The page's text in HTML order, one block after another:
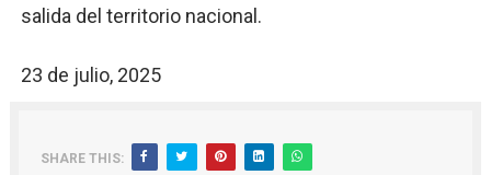
salida del territorio nacional.
23 de julio, 2025
SHARE THIS: